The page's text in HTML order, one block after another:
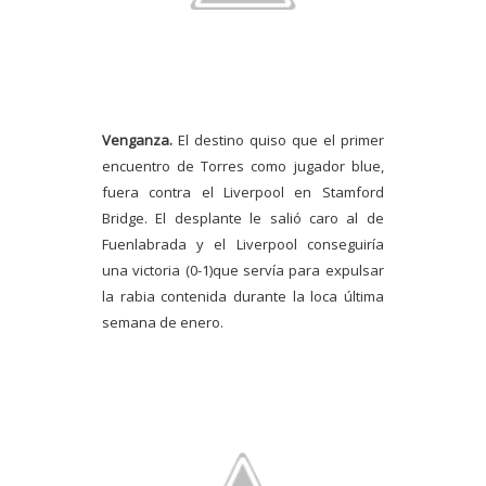
Venganza. El destino quiso que el primer
encuentro de Torres como jugador blue,
fuera contra el Liverpool en Stamford
Bridge. El desplante le salió caro al de
Fuenlabrada y el Liverpool conseguiría
una victoria (0-1)que servía para expulsar
la rabia contenida durante la loca última
semana de enero.